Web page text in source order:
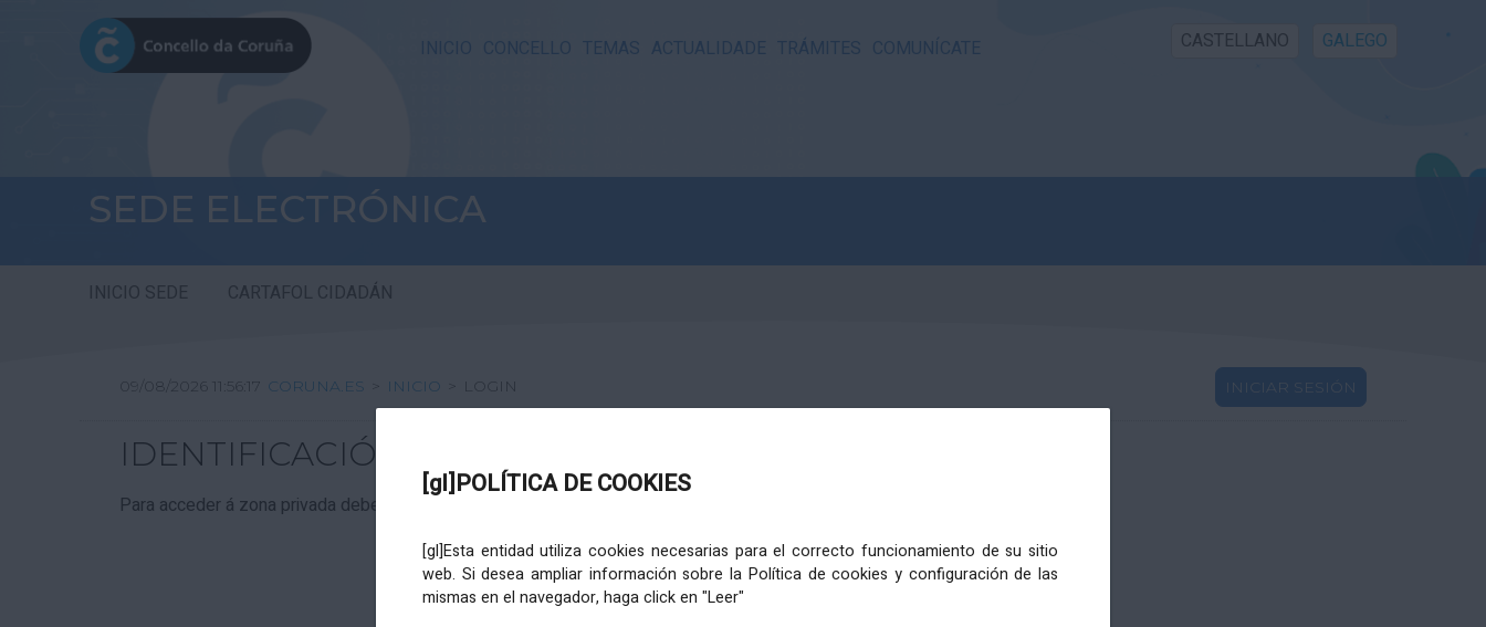
INICIO CONCELLO TEMAS ACTUALIDADE TRÁMITES COMUNÍCATE CASTELLANO GALEGO
SEDE ELECTRÓNICA
INICIO SEDE CARTAFOL CIDADÁN
[gl]POLÍTICA DE COOKIES
[gl]Esta entidad utiliza cookies necesarias para el correcto funcionamiento de su sitio
web. Si desea ampliar información sobre la Política de cookies y configuración de las
mismas en el navegador, haga click en "Leer"
09/08/2026 11:56:17 CORUNA.ES > INICIO > LOGIN INICIAR SESIÓN
IDENTIFICACIÓN
Para acceder á zona privada debe identificarse mediante Cl@ve. Pulse no logotipo